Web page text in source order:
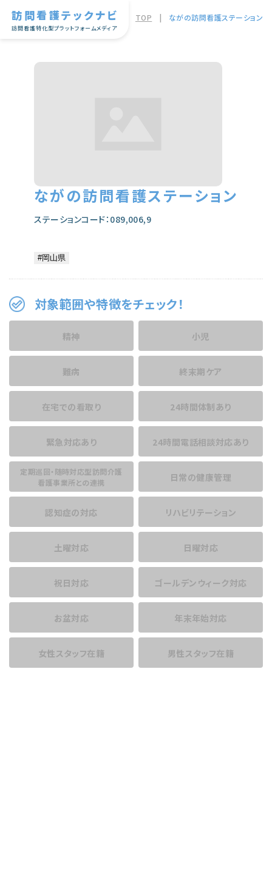
訪問看護テックナビ
訪問看護特化型プラットフォームメディア
TOP | ながの訪問看護ステーション
ながの訪問看護ステーション
ステーションコード：089,006,9
対象範囲や特徴をチェック！
精神 小児
難病 終末期ケア
在宅での看取り 24時間体制あり
緊急対応あり 24時間電話相談対応あり
定期巡回・随時対応型訪問介護
看護事業所との連携
日常の健康管理
認知症の対応 リハビリテーション
土曜対応 日曜対応
祝日対応 ゴールデンウィーク対応
お盆対応 年末年始対応
女性スタッフ在籍 男性スタッフ在籍